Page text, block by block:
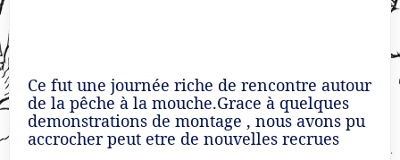
Ce fut une journée riche de rencontre autour
de la pêche à la mouche.Grace à quelques
demonstrations de montage , nous avons pu
accrocher peut etre de nouvelles recrues